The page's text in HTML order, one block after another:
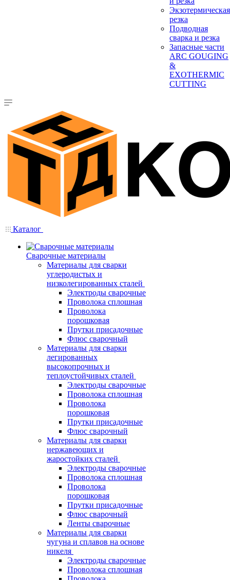
Экзотермическая
резка
Подводная
сварка и резка
Запасные части
ARC GOUGING
&
EXOTHERMIC
CUTTING
Каталог
Сварочные материалы
Материалы для сварки
углеродистых и
низколегированных сталей
Электроды сварочные
Проволока сплошная
Проволока
порошковая
Прутки присадочные
Флюс сварочный
Материалы для сварки
легированных
высокопрочных и
теплоустойчивых сталей
Электроды сварочные
Проволока сплошная
Проволока
порошковая
Прутки присадочные
Флюс сварочный
Материалы для сварки
нержавеющих и
жаростойких сталей
Электроды сварочные
Проволока сплошная
Проволока
порошковая
Прутки присадочные
Флюс сварочный
Ленты сварочные
Материалы для сварки
чугуна и сплавов на основе
никеля
Электроды сварочные
Проволока сплошная